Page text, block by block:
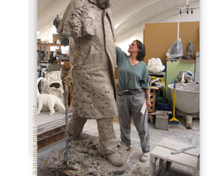
Foto: Tiina Suhonen